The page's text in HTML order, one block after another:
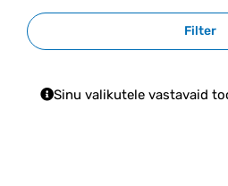
Filter
Sinu valikutele vastavaid